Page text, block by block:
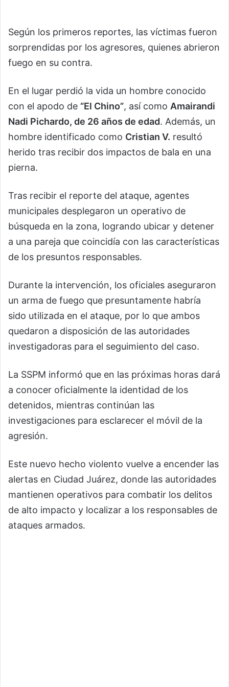
Según los primeros reportes, las víctimas fueron
sorprendidas por los agresores, quienes abrieron
fuego en su contra.
En el lugar perdió la vida un hombre conocido
con el apodo de “El Chino”, así como Amairandi
Nadi Pichardo, de 26 años de edad. Además, un
hombre identificado como Cristian V. resultó
herido tras recibir dos impactos de bala en una
pierna.
Tras recibir el reporte del ataque, agentes
municipales desplegaron un operativo de
búsqueda en la zona, logrando ubicar y detener
a una pareja que coincidía con las características
de los presuntos responsables.
Durante la intervención, los oficiales aseguraron
un arma de fuego que presuntamente habría
sido utilizada en el ataque, por lo que ambos
quedaron a disposición de las autoridades
investigadoras para el seguimiento del caso.
La SSPM informó que en las próximas horas dará
a conocer oficialmente la identidad de los
detenidos, mientras continúan las
investigaciones para esclarecer el móvil de la
agresión.
Este nuevo hecho violento vuelve a encender las
alertas en Ciudad Juárez, donde las autoridades
mantienen operativos para combatir los delitos
de alto impacto y localizar a los responsables de
ataques armados.